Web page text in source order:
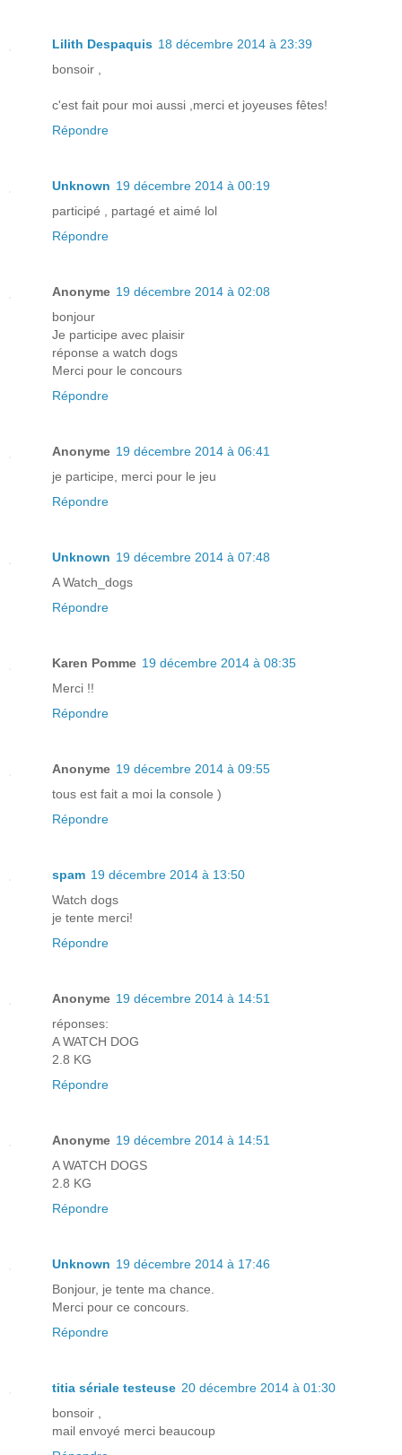
Lilith Despaquis 18 décembre 2014 à 23:39
bonsoir ,
c'est fait pour moi aussi ,merci et joyeuses fêtes!
Répondre
Unknown 19 décembre 2014 à 00:19
participé , partagé et aimé lol
Répondre
Anonyme 19 décembre 2014 à 02:08
bonjour
Je participe avec plaisir
réponse a watch dogs
Merci pour le concours
Répondre
Anonyme 19 décembre 2014 à 06:41
je participe, merci pour le jeu
Répondre
Unknown 19 décembre 2014 à 07:48
A Watch_dogs
Répondre
Karen Pomme 19 décembre 2014 à 08:35
Merci !!
Répondre
Anonyme 19 décembre 2014 à 09:55
tous est fait a moi la console )
Répondre
spam 19 décembre 2014 à 13:50
Watch dogs
je tente merci!
Répondre
Anonyme 19 décembre 2014 à 14:51
réponses:
A WATCH DOG
2.8 KG
Répondre
Anonyme 19 décembre 2014 à 14:51
A WATCH DOGS
2.8 KG
Répondre
Unknown 19 décembre 2014 à 17:46
Bonjour, je tente ma chance.
Merci pour ce concours.
Répondre
titia sériale testeuse 20 décembre 2014 à 01:30
bonsoir ,
mail envoyé merci beaucoup